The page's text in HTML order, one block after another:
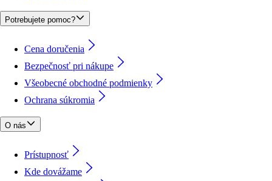
Potrebujete pomoc?
Cena doručenia
Bezpečnosť pri nákupe
Všeobecné obchodné podmienky
Ochrana súkromia
O nás
Prístupnosť
Kde dovážame